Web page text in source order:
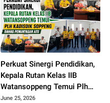
Perkuat Sinergi Pendidikan,
Kepala Rutan Kelas IIB
Watansoppeng Temui Plh
Kadisdik Soppeng Bahas
June 25, 2026